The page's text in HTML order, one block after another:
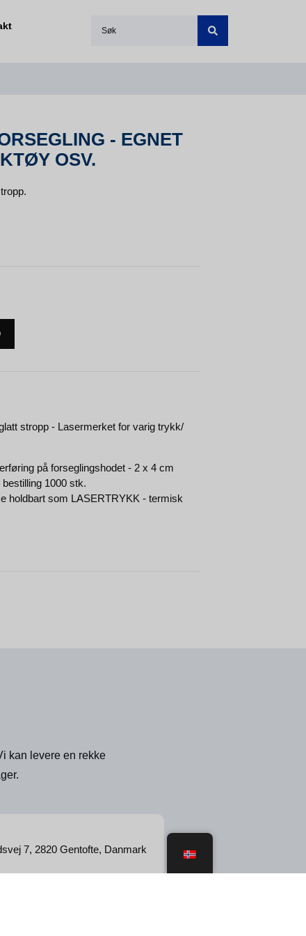
- EGNET
OSV.
stropp - Lasermerket for varig trykk/
på forseglingshodet - 2 x 4 cm
1000 stk.
holdbart som LASERTRYKK - termisk
kan levere en rekke
7, 2820 Gentofte, Danmark